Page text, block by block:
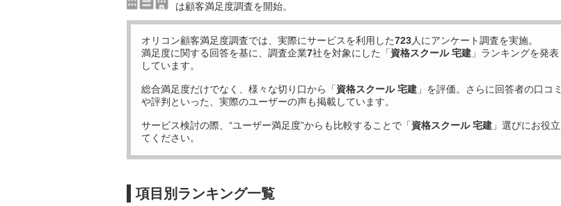
は顧客満足度調査を開始。
オリコン顧客満足度調査では、実際にサービスを利用した723人にアンケート調査を実施。
満足度に関する回答を基に、調査企業7社を対象にした「資格スクール 宅建 」ランキングを発表
しています。
総合満足度だけでなく、様々な切り口から「資格スクール 宅建 」を評価。さらに回答者の口コミ
や評判といった、実際のユーザーの声も掲載しています。
サービス検討の際、“ユーザー満足度”からも比較することで「資格スクール 宅建 」選びにお役立
てください。
項目別ランキング一覧